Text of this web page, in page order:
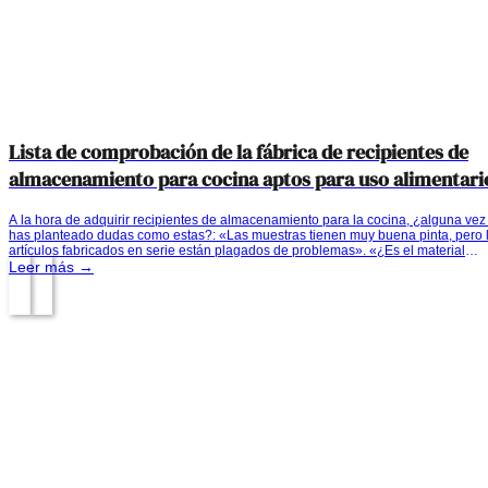
Lista de comprobación de la fábrica de recipientes de
almacenamiento para cocina aptos para uso
A la hora de adquirir recipientes de almacenamiento para la cocina, ¿alguna vez
has planteado dudas como estas?: «Las muestras tienen muy buena pinta, pero
artículos fabricados en serie están plagados de problemas». «¿Es el material
realmente seguro?». «¿Podrá la fábrica cumplir con los plazos de entrega?». Si
Leer más →